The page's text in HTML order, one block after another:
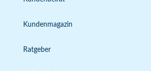
Kundenmagazin
Ratgeber